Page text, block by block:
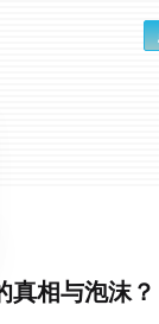
真相与泡沫？